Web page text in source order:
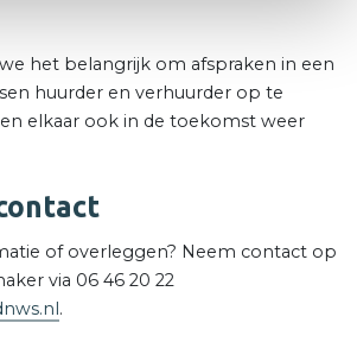
het belangrijk om afspraken in een
huurder en verhuurder op te
elkaar ook in de toekomst weer
of overleggen? Neem contact op
via 06 46 20 22
.